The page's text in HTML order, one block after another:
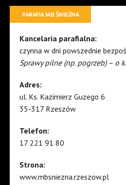
PARAFIA MB ŚNIEŻNA
Kancelaria parafialna:
czynna w dni powszednie
Sprawy pilne (np. pogrzeb) – o
Adres:
ul. Ks. Kazimierz Guzego 6
35-317 Rzeszów
Telefon:
17 221 91 80
Strona:
www.mbsniezna.rzeszow.pl